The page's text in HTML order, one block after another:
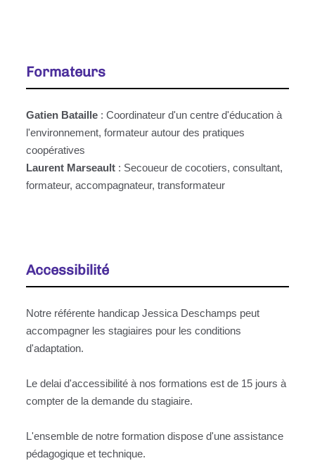
Formateurs
Gatien Bataille : Coordinateur d'un centre d'éducation à
l'environnement, formateur autour des pratiques
coopératives
Laurent Marseault : Secoueur de cocotiers, consultant,
formateur, accompagnateur, transformateur
Accessibilité
Notre référente handicap Jessica Deschamps peut
accompagner les stagiaires pour les conditions
d'adaptation.
Le delai d'accessibilité à nos formations est de 15 jours à
compter de la demande du stagiaire.
L'ensemble de notre formation dispose d'une assistance
pédagogique et technique.